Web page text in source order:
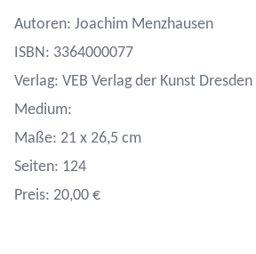
Autoren: Joachim Menzhausen
ISBN: 3364000077
Verlag: VEB Verlag der Kunst Dresden
Medium:
Maße: 21 x 26,5 cm
Seiten: 124
Preis: 20,00 €